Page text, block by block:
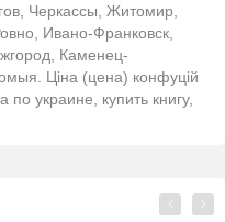
Черкассы, Житомир,
Ивано-Франковск,
Каменец-
Ціна (цена) конфуцій
по украине, купить книгу,